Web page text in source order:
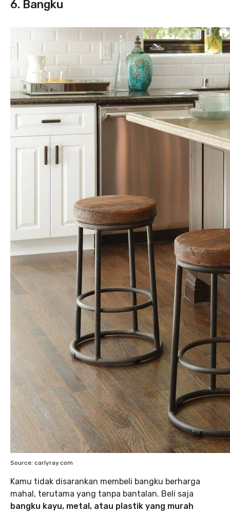
6. Bangku
Source: carlyray.com
Kamu tidak disarankan membeli bangku berharga
mahal, terutama yang tanpa bantalan. Beli saja
bangku kayu, metal, atau plastik yang murah